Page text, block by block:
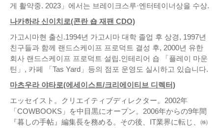
게 활약중. 2023」에서는 브레이크스루·엔터테이너상을 수상.
나카하라 신이치로(콘란 숍 재팬 CDO)
가고시마현 출신.1994년 가고시마 대학 졸업 후 상경, 1997년
친구들과 함께 랜드스케이프 프로덕트 결성 후, 2000년 유한
회사 랜드스케이프 프로덕트 설립.인테리어 숍 「플레이 마운
틴」, 카페 「Tas Yard」등의 점포 운영도 실시하고 있습니다.
마츠우라 야타로(에세이스트/크리에이티브 디렉터)
エッセイスト。クリエイティブディレクター。2002年
「COWBOOKS」を中目黒にオープン。2006年からの9年間
『暮しの手帖』編集長を務める。その後、IT業界に転じ、㈱